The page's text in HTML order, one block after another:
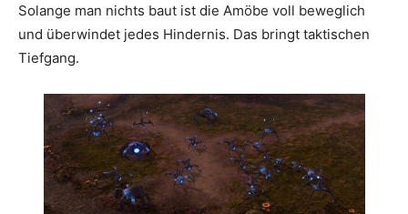
Solange man nichts baut ist die Amöbe voll beweglich
und überwindet jedes Hindernis. Das bringt taktischen
Tiefgang.